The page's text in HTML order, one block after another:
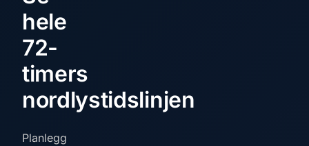
hele
72-
timers
nordlystidslinjen
Planlegg